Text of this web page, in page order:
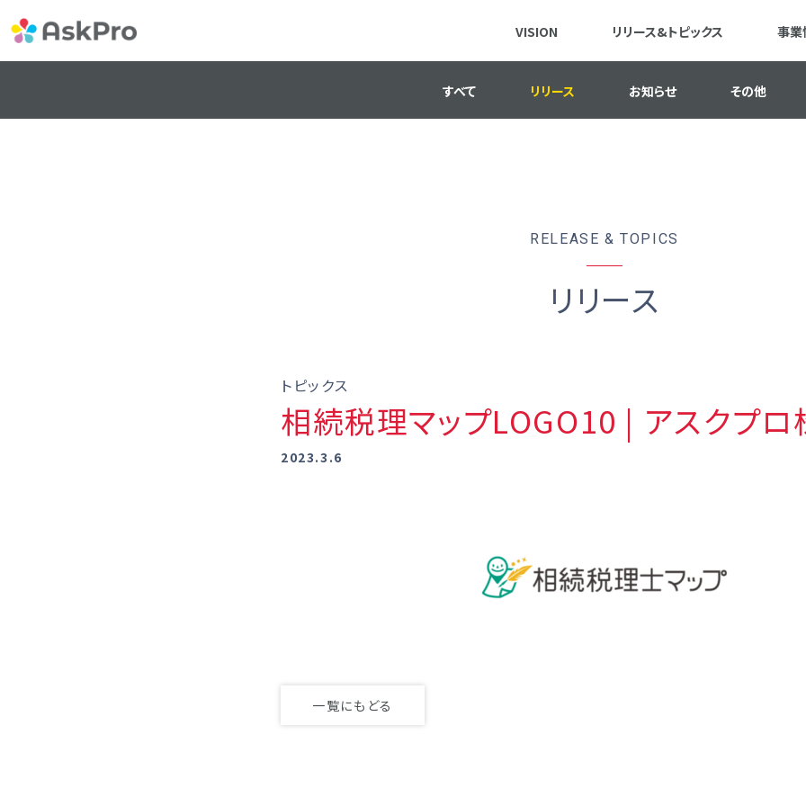
VISION リリース&トピックス 事業
すべて リリース お知らせ その他
RELEASE & TOPICS
リリース
トピックス
相続税理マップLOGO10 | アスクプ
2023.3.6
一覧にもどる